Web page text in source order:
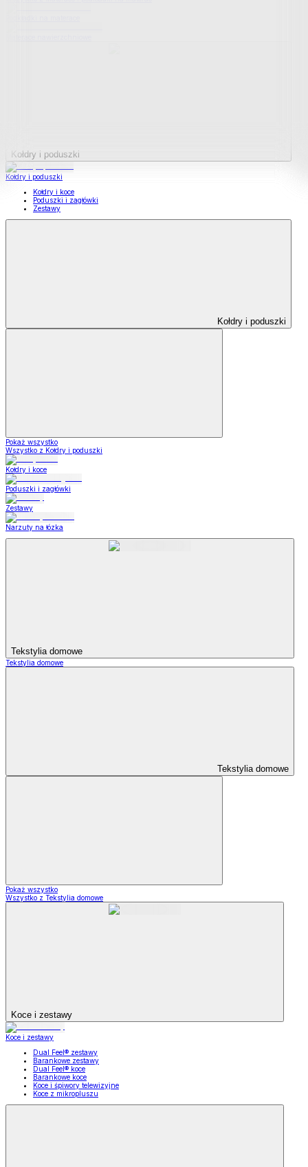
Kołdry i poduszki
Kołdry i poduszki
Kołdry i koce
Poduszki i zagłówki
Zestawy
Kołdry i poduszki
Pokaż wszystko
Wszystko z Kołdry i poduszki
Kołdry i koce
Poduszki i zagłówki
Zestawy
Narzuty na łózka
Tekstylia domowe
Tekstylia domowe
Tekstylia domowe
Pokaż wszystko
Wszystko z Tekstylia domowe
Koce i zestawy
Koce i zestawy
Dual Feel® zestawy
Barankowe zestawy
Dual Feel® koce
Barankowe koce
Koce i śpiwory telewizyjne
Koce z mikropluszu